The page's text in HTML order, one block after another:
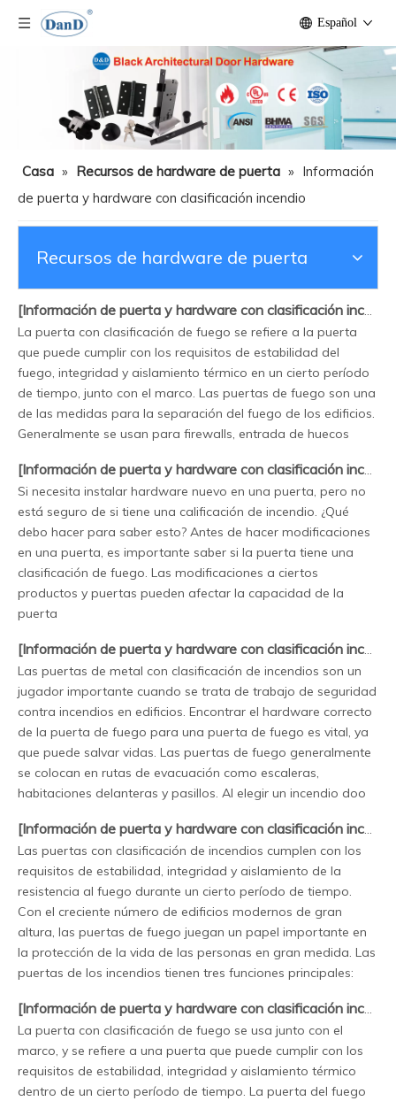
Español
Casa » Recursos de hardware de puerta » Información
de puerta y hardware con clasificación incendio
Recursos de hardware de puerta
[Información de puerta y hardware con clasificación incendio
La puerta con clasificación de fuego se refiere a la puerta
que puede cumplir con los requisitos de estabilidad del
fuego, integridad y aislamiento térmico en un cierto período
de tiempo, junto con el marco. Las puertas de fuego son una
de las medidas para la separación del fuego de los edificios.
Generalmente se usan para firewalls, entrada de huecos
[Información de puerta y hardware con clasificación incendio
Si necesita instalar hardware nuevo en una puerta, pero no
está seguro de si tiene una calificación de incendio. ¿Qué
debo hacer para saber esto? Antes de hacer modificaciones
en una puerta, es importante saber si la puerta tiene una
clasificación de fuego. Las modificaciones a ciertos
productos y puertas pueden afectar la capacidad de la
puerta
[Información de puerta y hardware con clasificación incendio
Las puertas de metal con clasificación de incendios son un
jugador importante cuando se trata de trabajo de seguridad
contra incendios en edificios. Encontrar el hardware correcto
de la puerta de fuego para una puerta de fuego es vital, ya
que puede salvar vidas. Las puertas de fuego generalmente
se colocan en rutas de evacuación como escaleras,
habitaciones delanteras y pasillos. Al elegir un incendio doo
[Información de puerta y hardware con clasificación incendio
Las puertas con clasificación de incendios cumplen con los
requisitos de estabilidad, integridad y aislamiento de la
resistencia al fuego durante un cierto período de tiempo.
Con el creciente número de edificios modernos de gran
altura, las puertas de fuego juegan un papel importante en
la protección de la vida de las personas en gran medida. Las
puertas de los incendios tienen tres funciones principales:
[Información de puerta y hardware con clasificación incendio
La puerta con clasificación de fuego se usa junto con el
marco, y se refiere a una puerta que puede cumplir con los
requisitos de estabilidad, integridad y aislamiento térmico
dentro de un cierto período de tiempo. La puerta del fuego